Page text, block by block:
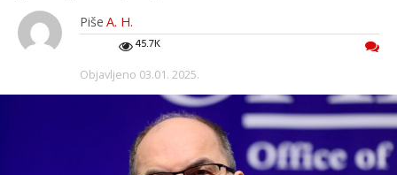
Piše A. H.
45.7K
Objavljeno 03.01. 2025.